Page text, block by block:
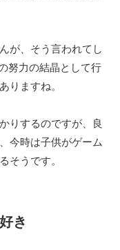
が、そう言われてし
努力の結晶として行
りますね。
りするのですが、良
今時は子供がゲーム
そうです。
き